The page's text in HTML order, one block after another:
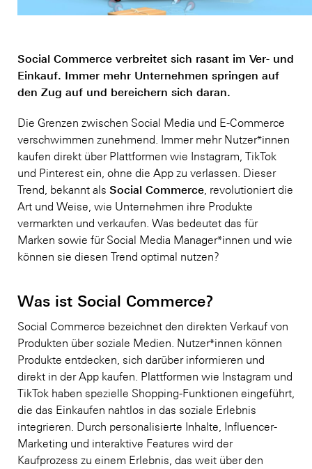
Social Commerce verbreitet sich rasant im Ver- und
Einkauf. Immer mehr Unternehmen springen auf
den Zug auf und bereichern sich daran.
Die Grenzen zwischen Social Media und E-Commerce
verschwimmen zunehmend. Immer mehr Nutzer*innen
kaufen direkt über Plattformen wie Instagram, TikTok
und Pinterest ein, ohne die App zu verlassen. Dieser
Trend, bekannt als Social Commerce , revolutioniert die
Art und Weise, wie Unternehmen ihre Produkte
vermarkten und verkaufen. Was bedeutet das für
Marken sowie für Social Media Manager*innen und wie
können sie diesen Trend optimal nutzen?
Was ist Social Commerce?
Social Commerce bezeichnet den direkten Verkauf von
Produkten über soziale Medien. Nutzer*innen können
Produkte entdecken, sich darüber informieren und
direkt in der App kaufen. Plattformen wie Instagram und
TikTok haben spezielle Shopping-Funktionen eingeführt,
die das Einkaufen nahtlos in das soziale Erlebnis
integrieren. Durch personalisierte Inhalte, Influencer-
Marketing und interaktive Features wird der
Kaufprozess zu einem Erlebnis, das weit über den